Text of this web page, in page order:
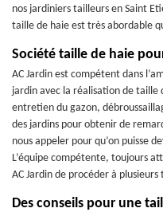
nos jardiniers tailleurs en Saint
taille de haie est très abordable
Société taille de haie
AC Jardin est compétent dans
jardin avec la réalisation de taille
entretien du gazon,
des jardins pour obtenir de
nous appeler pour qu’on puisse
L’équipe compétente, toujours
AC Jardin de procéder à plusieurs
Des conseils pour une